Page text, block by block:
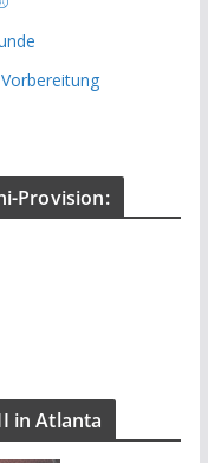
Provision:
in Atlanta